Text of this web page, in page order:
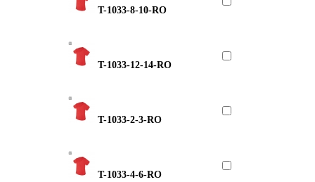
T-1033-8-10-RO
T-1033-12-14-RO
T-1033-2-3-RO
T-1033-4-6-RO